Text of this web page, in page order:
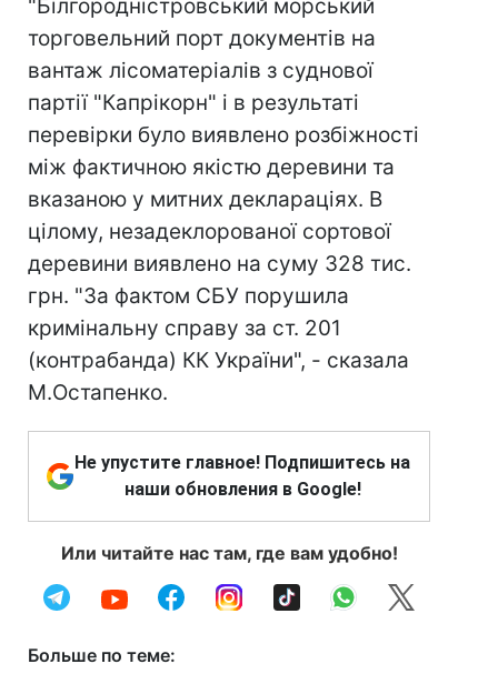
"Білгородністровський морський
торговельний порт документів на
вантаж лісоматеріалів з суднової
партії "Капрікорн" і в результаті
перевірки було виявлено розбіжності
між фактичною якістю деревини та
вказаною у митних деклараціях. В
цілому, незадеклорованої сортової
деревини виявлено на суму 328 тис.
грн. "За фактом СБУ порушила
кримінальну справу за ст. 201
(контрабанда) КК України", - сказала
М.Остапенко.
Не упустите главное! Подпишитесь на
наши обновления в Google!
Или читайте нас там, где вам удобно!
Больше по теме: